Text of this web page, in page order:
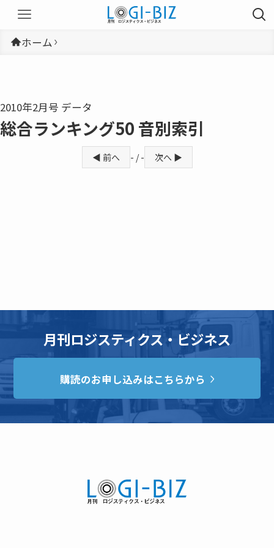
ホーム
2010年2月号 データ
総合ランキング50 音別索引
◀ 前へ - / - 次へ ▶
月刊ロジスティクス・ビジネス
購読のお申し込みはこちらから